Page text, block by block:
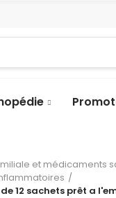
et médicaments
12 sachets prêt a